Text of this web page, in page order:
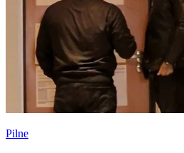
Pilne